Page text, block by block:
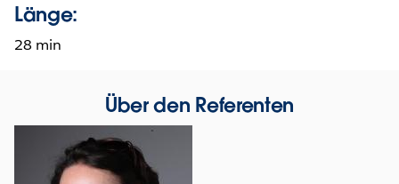
Länge:
28 min
Über den Referenten